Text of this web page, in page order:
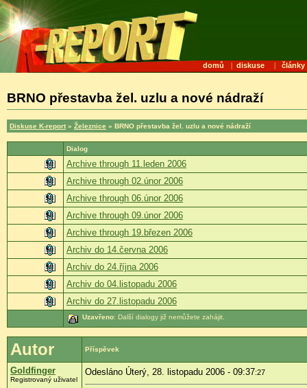
domů | diskuse | články
BRNO přestavba žel. uzlu a nové nádraží
Diskuse K-report » Železnice » BRNO přestavba žel. uzlu a nové nádraží
Dialog
Archive through 11.leden 2006
Archive through 02.únor 2006
Archive through 06.únor 2006
Archive through 09.únor 2006
Archive through 19.březen 2006
Archiv do 14.června 2006
Archiv do 24.října 2006
Archiv do 04.listopadu 2006
Archiv do 27.listopadu 2006
Uzavřeno: Další dialogy již nemůžete zahájit.
Autor Příspěvek
Goldfinger
Registrovaný uživatel
Odesláno Úterý, 28. listopadu 2006 - 09:37:27